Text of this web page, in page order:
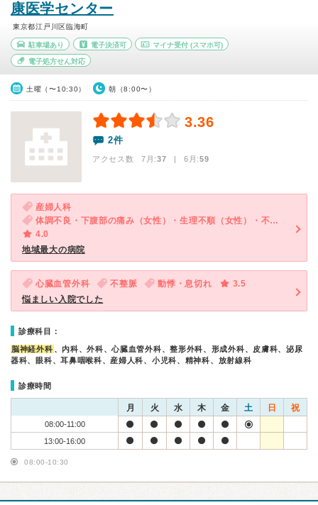
康医学センター
東京都江戸川区臨海町
駐車場あり 電子決済可 マイナ受付 (スマホ可)
電子処方せん対応
土曜（〜10:30） 朝（8:00〜）
3.36
2件
アクセス数 7月:37 | 6月:59
産婦人科
体調不良・下腹部の痛み（女性）・生理不順（女性）・不性器出血（女性）
4.0
地域最大の病院
心臓血管外科 不整脈 動悸・息切れ
3.5
悩ましい入院でした
診療科目：
脳神経外科 、内科、外科、心臓血管外科、整形外科、形成外科、皮膚科、泌尿
器科、眼科、耳鼻咽喉科、産婦人科、小児科、精神科、放射線科
診療時間
月 火 水 木 金 土 日 祝
08:00-11:00
13:00-16:00
08:00-10:30